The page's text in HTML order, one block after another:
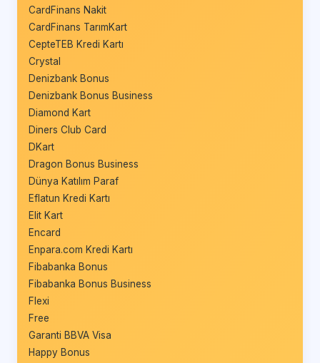
CardFinans Nakit
CardFinans TarımKart
CepteTEB Kredi Kartı
Crystal
Denizbank Bonus
Denizbank Bonus Business
Diamond Kart
Diners Club Card
DKart
Dragon Bonus Business
Dünya Katılım Paraf
Eflatun Kredi Kartı
Elit Kart
Encard
Enpara.com Kredi Kartı
Fibabanka Bonus
Fibabanka Bonus Business
Flexi
Free
Garanti BBVA Visa
Happy Bonus